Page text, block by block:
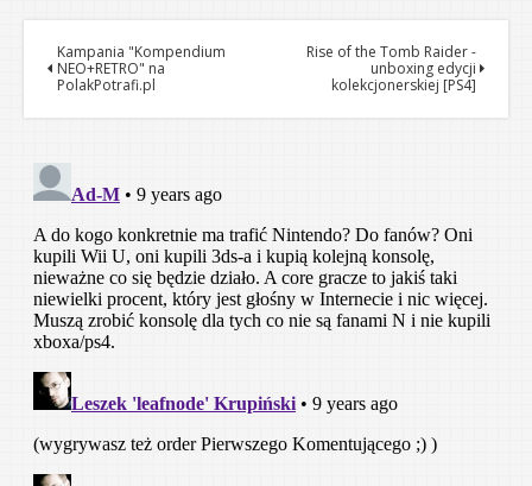
Kampania "Kompendium
NEO+RETRO" na
PolakPotrafi.pl
Rise of the Tomb Raider -
unboxing edycji
kolekcjonerskiej [PS4]